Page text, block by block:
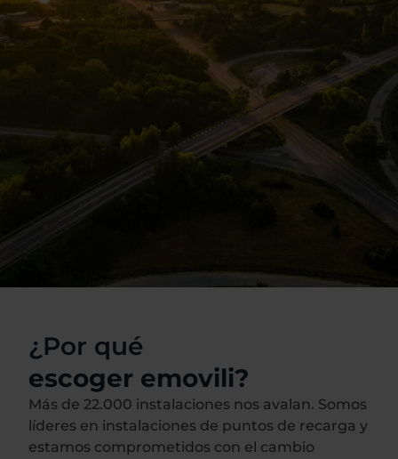
¿Por qué
escoger emovili?
Más de 22.000 instalaciones nos avalan. Somos
líderes en instalaciones de puntos de recarga y
estamos comprometidos con el cambio